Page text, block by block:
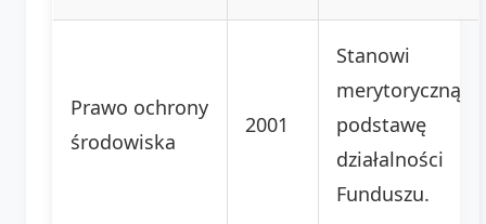
Prawo ochrony
środowiska
2001
Stanowi
merytoryczną
podstawę
działalności
Funduszu.